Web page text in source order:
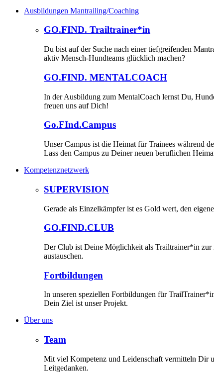
Ausbildungen Mantrailing/Coaching
GO.FIND. Trailtrainer*in
Du bist auf der Suche nach einer tiefgreifenden
aktiv Mensch-Hundteams glücklich machen?
GO.FIND. MENTALCOACH
In der Ausbildung zum MentalCoach lernst Du,
freuen uns auf Dich!
Go.FInd.Campus
Unser Campus ist die Heimat für Trainees während
Lass den Campus zu Deiner neuen beruflichen
Kompetenznetzwerk
SUPERVISION
Gerade als Einzelkämpfer ist es Gold wert, den
GO.FIND.CLUB
Der Club ist Deine Möglichkeit als Trailtrainer*in zur
austauschen.
Fortbildungen
In unseren speziellen Fortbildungen für
Dein Ziel ist unser Projekt.
Über uns
Team
Mit viel Kompetenz und Leidenschaft vermitteln Dir
Leitgedanken.